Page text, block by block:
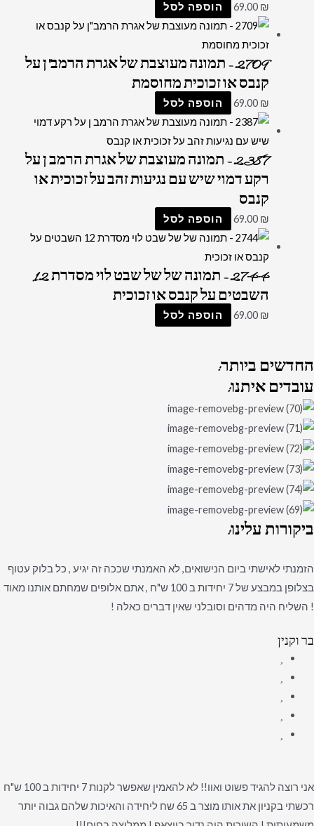
69.00 ₪ הוספה לסל
2709 – תמונה מעוצבת של אגרת הרמב"ן על
קנבס או זכוכית מחוסמת
69.00 ₪ הוספה לסל
2387 – תמונה מעוצבת של אגרת הרמב ן על
רקע דמוי שיש עם נגיעות זהב על זכוכית או
קנבס
69.00 ₪ הוספה לסל
2744 – תמונה של של שבט לוי מסדרת 12
השבטים על קנבס או זכוכית
69.00 ₪ הוספה לסל
החדשיםביותר:
עובדיםאיתנו:
ביקורותעלינו:
הזמנתי לאישתי ביום הנישואים, לא האמנתי שככה זה יגיע , כל בלוק עטוף
בצלופן במבצע של 7 יחידות ב 100 ש"ח , אתם אלופים שמחתם אותנו מאוד
! השליח היה מדהים וסובלני שאין דברים כאלה !
בר וקנין
אני רוצה להגיד פשוט ואוו!! לא להאמין שאפשר לקנות 7 יחידות ב 100 ש"ח
רכשתי בקניון את אותו מוצר ב 65 שח ליחידה והאיכות שלהם גבוה יותר